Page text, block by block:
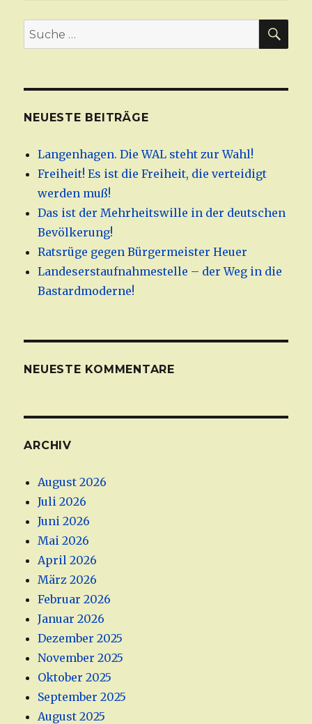
Suche
nach:
NEUESTE BEITRÄGE
Langenhagen. Die WAL steht zur Wahl!
Freiheit! Es ist die Freiheit, die verteidigt
werden muß!
Das ist der Mehrheitswille in der deutschen
Bevölkerung!
Ratsrüge gegen Bürgermeister Heuer
Landeserstaufnahmestelle – der Weg in die
Bastardmoderne!
NEUESTE KOMMENTARE
ARCHIV
August 2026
Juli 2026
Juni 2026
Mai 2026
April 2026
März 2026
Februar 2026
Januar 2026
Dezember 2025
November 2025
Oktober 2025
September 2025
August 2025